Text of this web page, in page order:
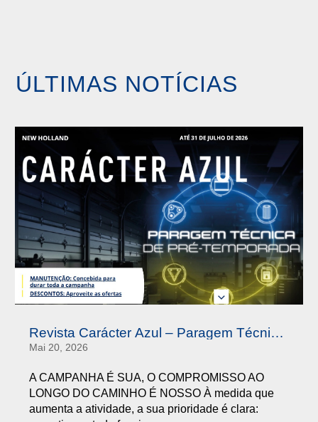
ÚLTIMAS NOTÍCIAS
Revista Carácter Azul – Paragem Técnica
de Pré-Temporada Q2 2026
Mai 20, 2026
A CAMPANHA É SUA, O COMPROMISSO AO
LONGO DO CAMINHO É NOSSO À medida que
aumenta a atividade, a sua prioridade é clara: